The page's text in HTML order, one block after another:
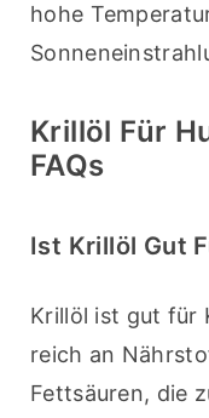
hohe
Krillöl Für
FAQs
Ist Krillöl Gut
Krillöl ist gut für
reich an
Fettsäuren, die